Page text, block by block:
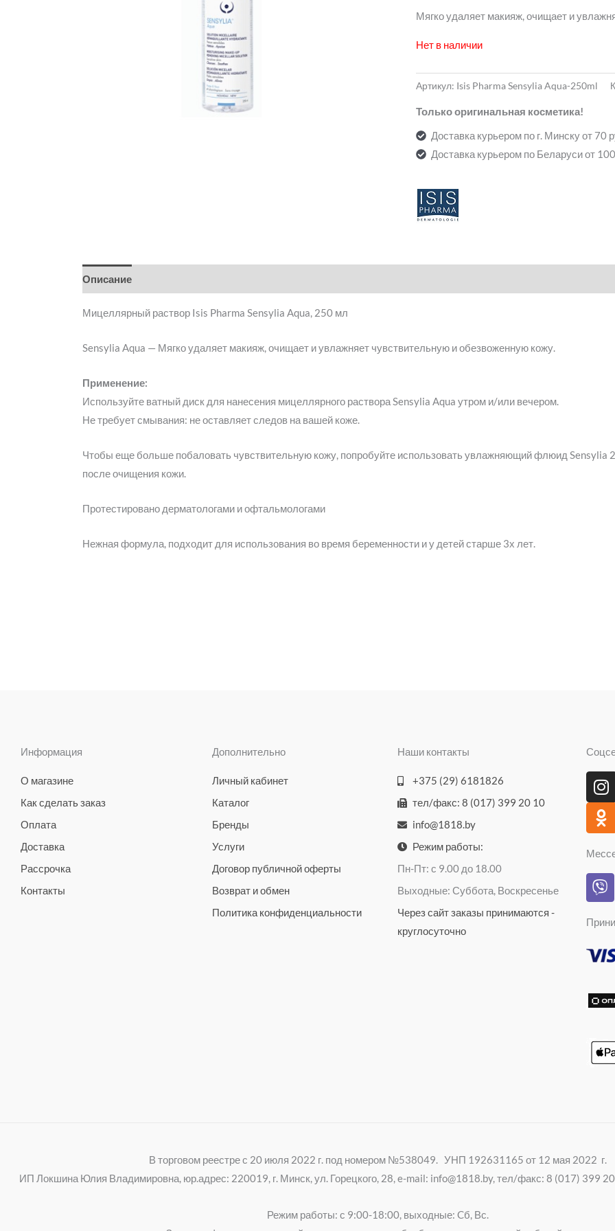
Мягко удаляет макияж, очищает и
Нет в наличии
Артикул: Isis Pharma Sensylia Aqua-250ml
Только оригинальная косметика!
Доставка курьером по г. Минску от 70
Доставка курьером по Беларуси от
Описание
Мицеллярный раствор Isis Pharma Sensylia Aqua, 250 мл
Sensylia Aqua — Мягко удаляет макияж, очищает и увлажняет чувствительную и обезвоженную кожу.
Применение:
Используйте ватный диск для нанесения мицеллярного раствора Sensylia Aqua утром и/или вечером.
Не требует смывания: не оставляет следов на вашей коже.
Чтобы еще больше побаловать чувствительную кожу, попробуйте использовать увлажняющий флюид Sensylia
после очищения кожи.
Протестировано дерматологами и офтальмологами
Нежная формула, подходит для использования во время беременности и у детей старше 3х лет.
Информация
О магазине
Как сделать заказ
Оплата
Доставка
Рассрочка
Контакты
Дополнительно
Личный кабинет
Каталог
Бренды
Услуги
Договор публичной оферты
Возврат и обмен
Политика конфиденциальности
Наши контакты
+375 (29) 6181826
тел/факс: 8 (017) 399 20 10
info@1818.by
Режим работы:
Пн-Пт: с 9.00 до 18.00
Выходные: Суббота, Воскресенье
Через сайт заказы принимаются -
круглосуточно
I
n
s
t
a
r
a
m
O
d
n
o
k
a
s
s
i
k
V
i
e
В торговом реестре с 20 июля 2022 г. под номером №538049. УНП 192631165 от 12 мая 2022 г.
ИП Локшина Юлия Владимировна, юр.адрес: 220019, г. Минск, ул. Горецкого, 28, e-mail: info@1818.by, тел/факс: 8 (017) 399
Режим работы: с 9:00-18:00, выходные: Cб, Вс.